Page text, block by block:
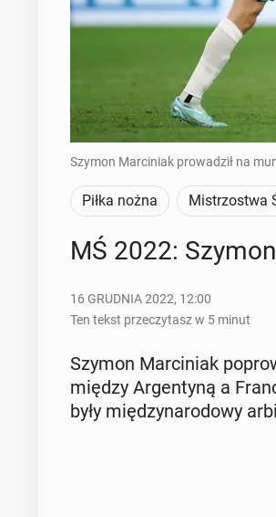
Szymon Marciniak prowadził na
Piłka nożna Mistrzostwa
MŚ 2022:
16 GRUDNIA 2022, 12:00
Ten tekst przeczytasz w 5 minut
Szymon Mar­ci­niak
między Ar­gen­ty­ną a
były mię­dzy­na­ro­do­wy